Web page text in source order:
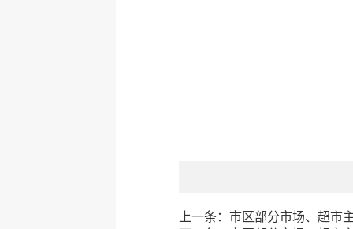
上一条： 市区部分市场、超市